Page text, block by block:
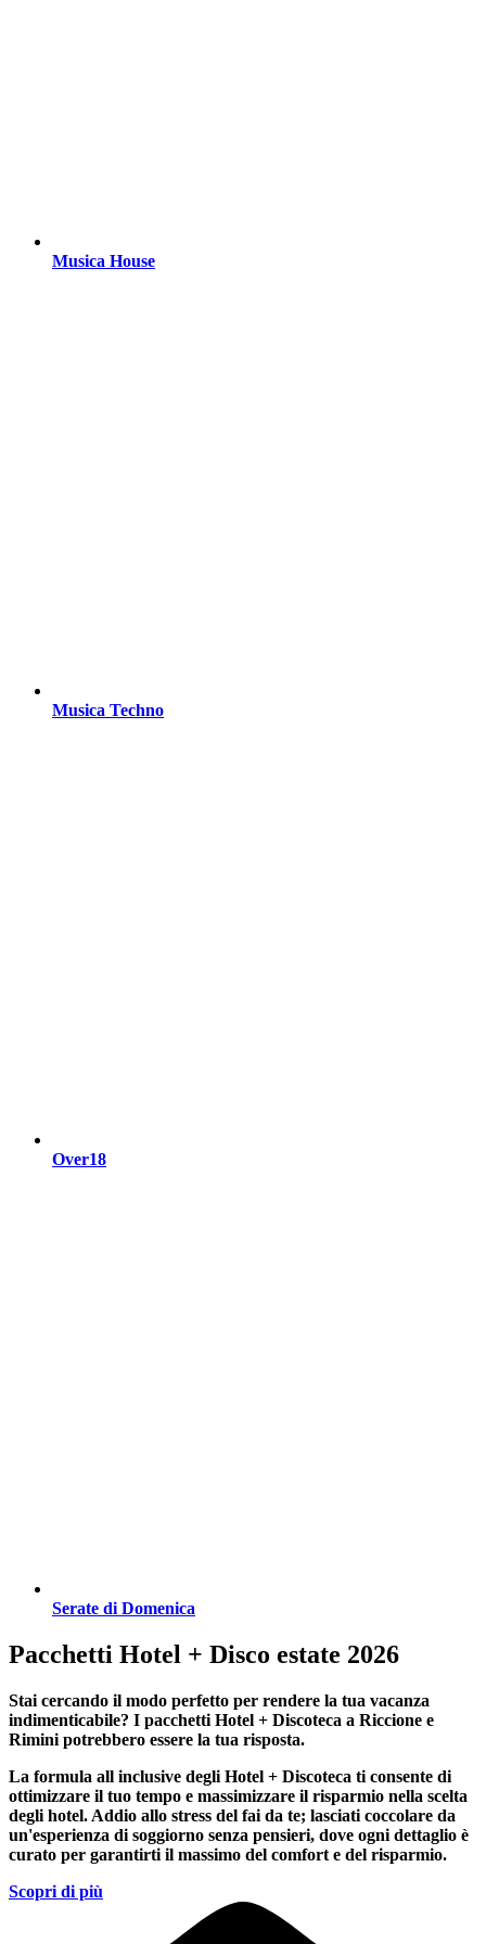
Musica House
Musica Techno
Over18
Serate di Domenica
Pacchetti Hotel + Disco estate 2026
Stai cercando il modo perfetto per rendere la tua vacanza
indimenticabile? I pacchetti Hotel + Discoteca a Riccione e
Rimini potrebbero essere la tua risposta.
La formula all inclusive degli Hotel + Discoteca ti consente di
ottimizzare il tuo tempo e massimizzare il risparmio nella scelta
degli hotel. Addio allo stress del fai da te; lasciati coccolare da
un'esperienza di soggiorno senza pensieri, dove ogni dettaglio è
curato per garantirti il massimo del comfort e del risparmio.
Scopri di più